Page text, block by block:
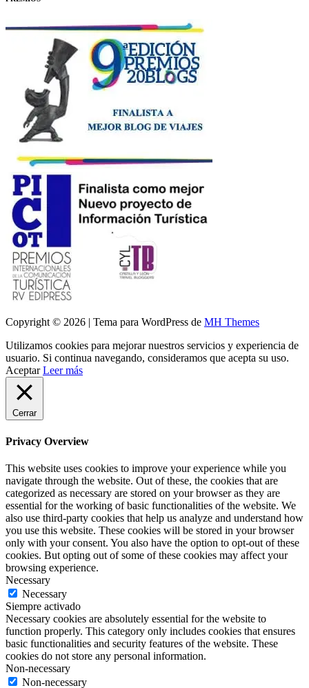
Copyright © 2026 | Tema para WordPress de MH Themes
Utilizamos cookies para mejorar nuestros servicios y experiencia de
usuario. Si continua navegando, consideramos que acepta su uso.
Aceptar Leer más
Cerrar
Privacy Overview
This website uses cookies to improve your experience while you
navigate through the website. Out of these, the cookies that are
categorized as necessary are stored on your browser as they are
essential for the working of basic functionalities of the website. We
also use third-party cookies that help us analyze and understand how
you use this website. These cookies will be stored in your browser
only with your consent. You also have the option to opt-out of these
cookies. But opting out of some of these cookies may affect your
browsing experience.
Necessary
Necessary
Siempre activado
Necessary cookies are absolutely essential for the website to
function properly. This category only includes cookies that ensures
basic functionalities and security features of the website. These
cookies do not store any personal information.
Non-necessary
Non-necessary